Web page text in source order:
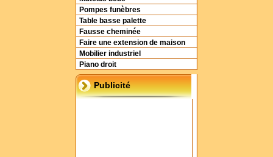
Pompes funèbres
Table basse palette
Fausse cheminée
Faire une extension de maison
Mobilier industriel
Piano droit
Publicité